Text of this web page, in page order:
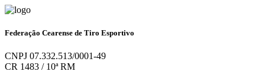
Federação Cearense de Tiro Esportivo
CNPJ 07.332.513/0001-49
CR 1483 / 10ª RM